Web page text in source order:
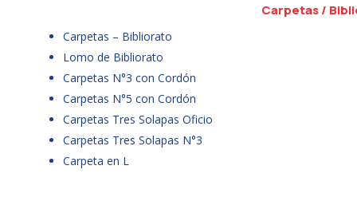
Carpetas /
Carpetas – Bibliorato
Lomo de Bibliorato
Carpetas N°3 con Cordón
Carpetas N°5 con Cordón
Carpetas Tres Solapas Oficio
Carpetas Tres Solapas N°3
Carpeta en L